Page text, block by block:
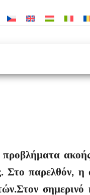
Στο παρελθόν, η
σημερινό